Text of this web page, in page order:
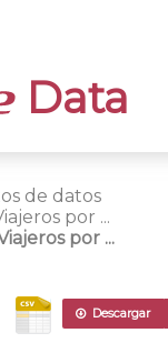
Data
de datos
por ...
por ...
Descargar